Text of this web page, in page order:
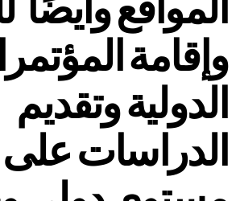
وإقامة
الدولية وتقديم
الدراسات على